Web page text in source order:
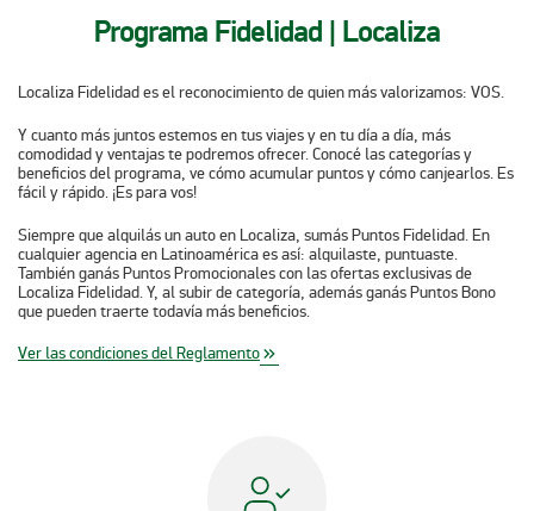
Programa Fidelidad | Localiza
Localiza Fidelidad es el reconocimiento de quien más valorizamos: VOS.
Y cuanto más juntos estemos en tus viajes y en tu día a día, más
comodidad y ventajas te podremos ofrecer. Conocé las categorías y
beneficios del programa, ve cómo acumular puntos y cómo canjearlos. Es
fácil y rápido. ¡Es para vos!
Siempre que alquilás un auto en Localiza, sumás Puntos Fidelidad. En
cualquier agencia en Latinoamérica es así: alquilaste, puntuaste.
También ganás Puntos Promocionales con las ofertas exclusivas de
Localiza Fidelidad. Y, al subir de categoría, además ganás Puntos Bono
que pueden traerte todavía más beneficios.
Ver las condiciones del Reglamentokeyboard_double_arrow_right